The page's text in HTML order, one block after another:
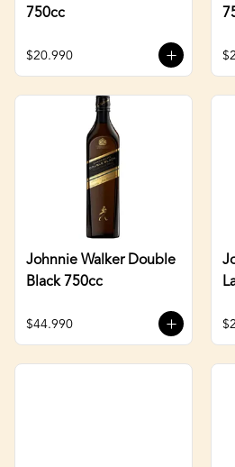
750cc
$20.990
Johnnie Walker Double
Black 750cc
$44.990